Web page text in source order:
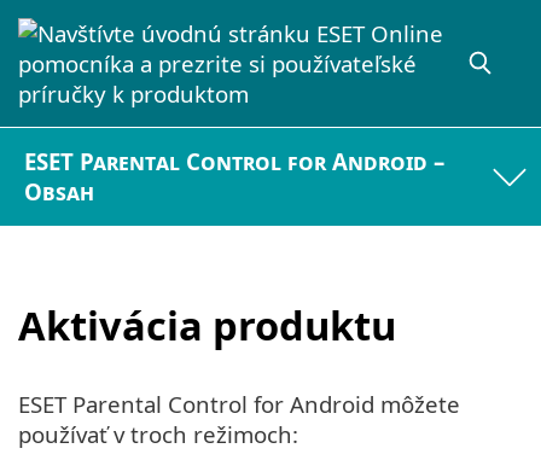
ESET Parental Control for Android –
Obsah
Aktivácia produktu
ESET Parental Control for Android môžete
používať v troch režimoch: